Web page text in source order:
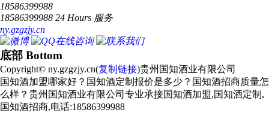
18586399988
18586399988 24 Hours 服务
ny.gzgzjy.cn
底部 Bottom
Copyright© ny.gzgzjy.cn(复制链接)贵州国知酒业有限公司
国知酒加盟哪家好？国知酒定制报价是多少？国知酒招商质量怎
么样？贵州国知酒业有限公司专业承接国知酒加盟,国知酒定制,
国知酒招商,电话:18586399988